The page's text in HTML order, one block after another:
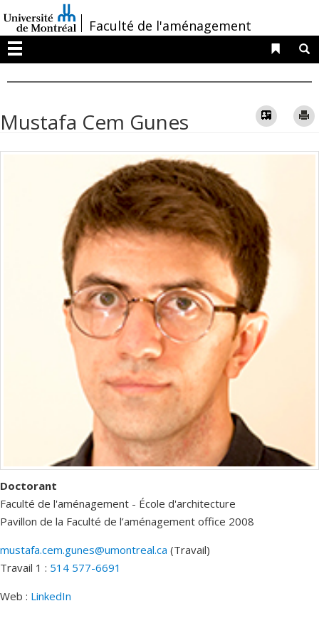
au
contenu
/Faculté de l'aménagement
Menu
Liens
Mustafa Cem Gunes Vcard
Doctorant
Faculté de l'aménagement - École d'architecture
Pavillon de la Faculté de l’aménagement office 2008
Courriels
mustafa.cem.gunes@umontreal.ca (Travail)
Travail 1 : 514 577-6691
Web : LinkedIn